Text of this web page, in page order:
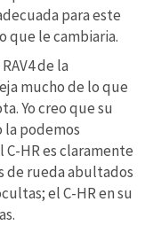
para este
que le cambiaria.
de la
mucho de lo que
Yo creo que su
la podemos
HR es claramente
de rueda abultados
el C-HR en su